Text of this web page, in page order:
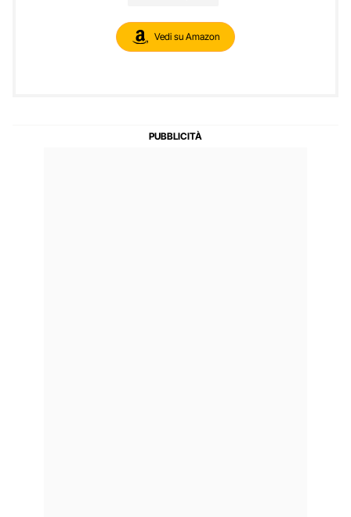
Vedi su Amazon